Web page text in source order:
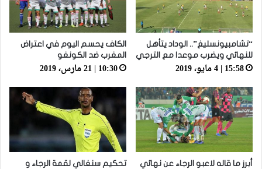
“تشامبيونسليغ”.. الوداد يتأهل
للنهائي ويضرب موعدا مع الترجي
15:58 | 4 مايو، 2019
الكاف يحسم اليوم في اعتراض
المغرب ضد الكونغو
10:30 | 21 مارس، 2019
أبرز ما قاله لاعبو الرجاء عن نهائي
تحكيم سنغالي لقمة الرجاء و